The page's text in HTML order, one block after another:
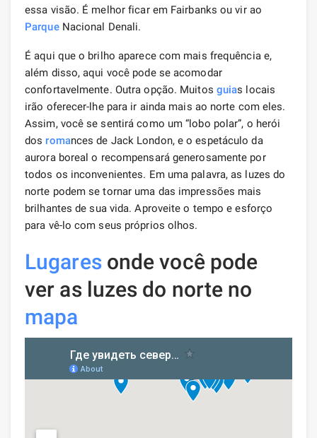
essa visão. É melhor ficar em Fairbanks ou vir ao
ParqueNacional Denali.
É aqui que o brilho aparece com mais frequência e,
além disso, aqui você pode se acomodar
confortavelmente. Outra opção. Muitos guias locais
irão oferecer-lhe para ir ainda mais ao norte com eles.
Assim, você se sentirá como um “lobo polar”, o herói
dos romances de Jack London, e o espetáculo da
aurora boreal o recompensará generosamente por
todos os inconvenientes. Em uma palavra, as luzes do
norte podem se tornar uma das impressões mais
brilhantes de sua vida. Aproveite o tempo e esforço
para vê-lo com seus próprios olhos.
Lugaresonde você pode
ver as luzes do norte no
mapa